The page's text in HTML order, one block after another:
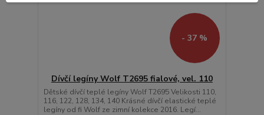
- 37 %
Dívčí legíny Wolf T2695 fialové, vel. 110
Dětské dívčí teplé legíny Wolf T2695 Velikosti 110,
116, 122, 128, 134, 140 Krásné dívčí elastické teplé
legíny od fi Wolf ze zimní kolekce 2016. Legí...